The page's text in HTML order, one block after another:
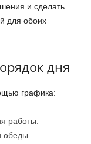
и сделать
для обоих
дня
графика:
работы.
обеды.